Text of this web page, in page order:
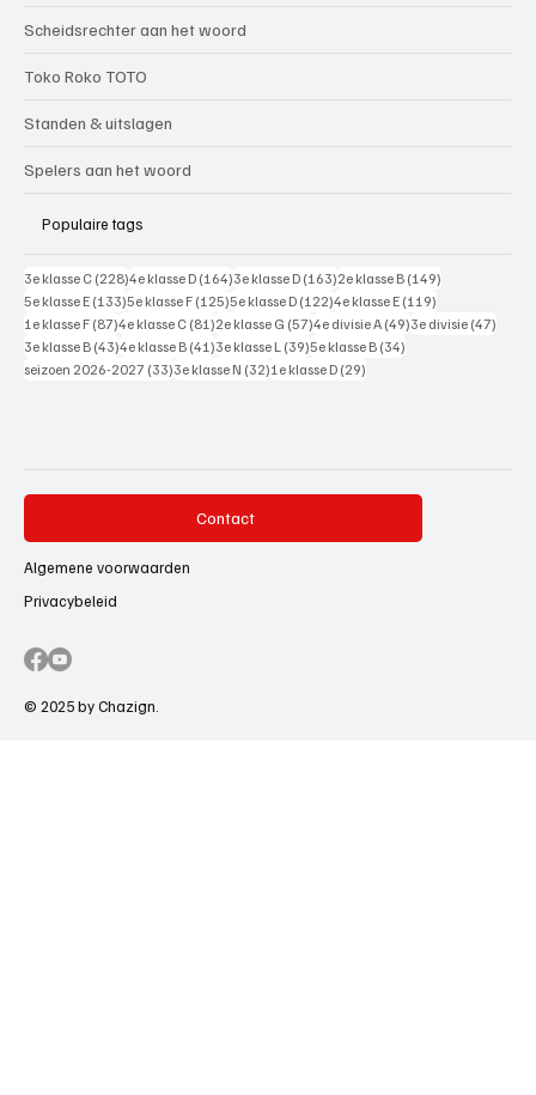
Scheidsrechter aan het woord
Toko Roko TOTO
Standen & uitslagen
Spelers aan het woord
Populaire tags
3e klasse C (228)228 posts
4e klasse D (164)164 posts
3e klasse D (163)163 posts
2e klasse B (149)
5e klasse E (133)133 posts
5e klasse F (125)125 posts
5e klasse D (122)122 posts
4e klasse E (119)
1e klasse F (87)87 posts
4e klasse C (81)81 posts
2e klasse G (57)57 posts
4e divisie A (49)49 posts
3e divisie (47)
3e klasse B (43)43 posts
4e klasse B (41)41 posts
3e klasse L (39)39 posts
5e klasse B (34)
seizoen 2026-2027 (33)33 posts
3e klasse N (32)32 posts
1e klasse D (29)
Contact
Algemene voorwaarden
Privacybeleid
© 2025 by Chazign.